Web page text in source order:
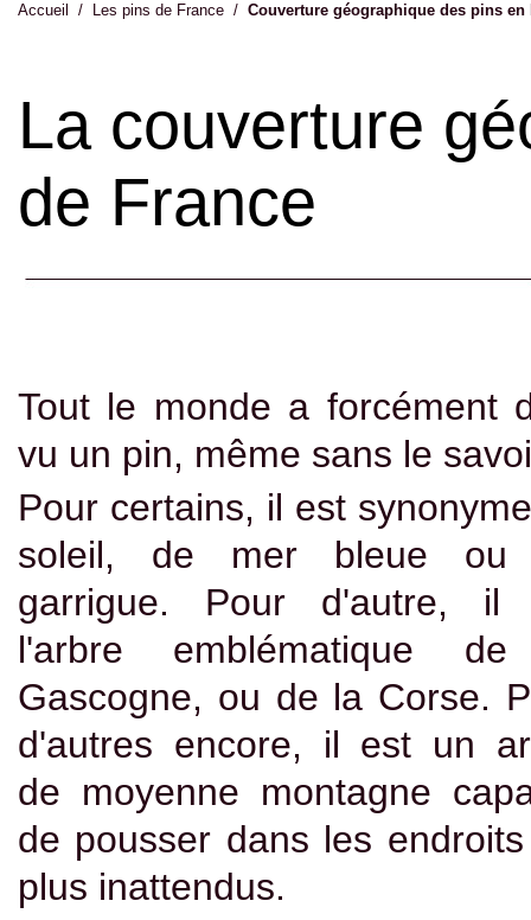
Accueil / Les pins de France / Couverture géographique des pins en
La couverture
de France
Tout le monde a forcément
vu un pin, même sans le
Pour certains, il est
soleil, de mer bleue ou
garrigue. Pour d'autre, il
l'arbre emblématique
Gascogne, ou de la Corse.
d'autres encore, il est un
de moyenne montagne
de pousser dans les
plus inattendus.